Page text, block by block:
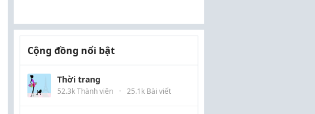
Cộng đồng nổi bật
Thời trang
52.3k Thành viên · 25.1k Bài viết